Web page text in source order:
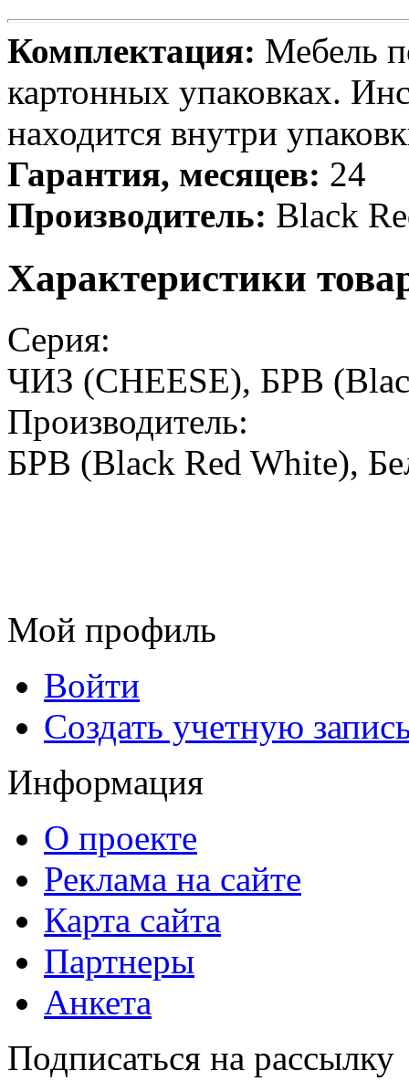
Комплектация: Мебель
картонных упаковках.
находится внутри
Гарантия, месяцев: 24
Производитель: Black
Характеристики
Серия:
ЧИЗ (CHEESE), БРВ
Производитель:
БРВ (Black Red White),
Мой профиль
Войти
Создать учетную
Информация
О проекте
Реклама на сайте
Карта сайта
Партнеры
Анкета
Подписаться на рассылку